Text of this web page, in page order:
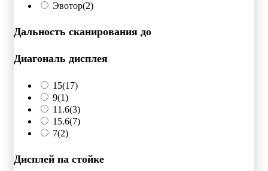
Эвотор(2)
Дальность сканирования до
Диагональ дисплея
15(17)
9(1)
11.6(3)
15.6(7)
7(2)
Дисплей на стойке